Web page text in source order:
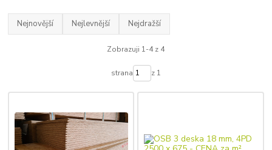
Nejnovější Nejlevnější Nejdražší
Zobrazuji 1-4 z 4
strana z 1